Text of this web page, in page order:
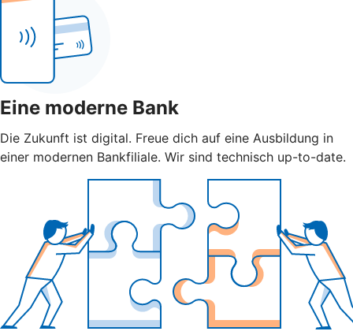
Eine moderne Bank
Die Zukunft ist digital. Freue dich auf eine Ausbildung in
einer modernen Bankfiliale. Wir sind technisch up-to-date.